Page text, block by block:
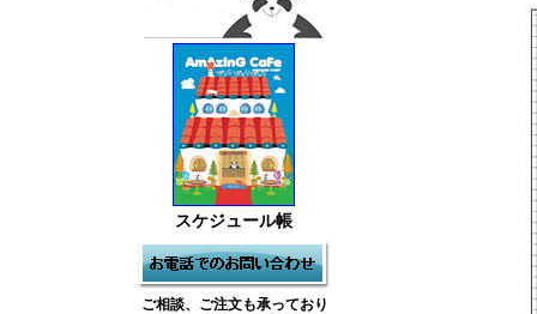
スケジュール帳
ご相談、ご注文も承っており